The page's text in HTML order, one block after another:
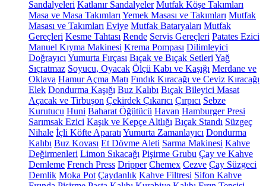
Sandalyeleri Katlanır Sandalyeler Mutfak Köşe Takımları
Masa ve Masa Takımları Yemek Masası ve Takımları Mutfak
Masası ve Takımları Eviye Mutfak Bataryaları Mutfak
Gereçleri Kesme Tahtası Rende Servis Gereçleri Patates Ezici
Manuel Kıyma Makinesi Krema Pompası Dilimleyici
Doğrayıcı Yumurta Fırçası Bıçak ve Bıçak Setleri Yağ
Sıçratmaz Soyucu, Oyacak Ölçü Kabı ve Kaşığı Merdane ve
Oklava Hamur Açma Matı Fındık Kıracağı ve Ceviz Kıracağı
Elek Dondurma Kaşığı Buz Kalıbı Bıçak Bileyici Masat
Açacak ve Tirbuşon Çekirdek Çıkarıcı Çırpıcı Sebze
Kurutucu Huni Baharat Öğütücü Havan Hamburger Presi
Sarımsak Ezici Kaşık ve Kepçe Altlığı Bıçak Standı Süzgeç
Nihale İçli Köfte Aparatı Yumurta Zamanlayıcı Dondurma
Kalıbı Buz Kovası Et Dövme Aleti Sarma Makinesi Kahve
Değirmenleri Limon Sıkacağı Pişirme Grubu Çay ve Kahve
Demleme French Press Dripper Chemex Cezve Çay Süzgeci
Demlik Moka Pot Çaydanlık Kahve Filtresi Sifon Kahve